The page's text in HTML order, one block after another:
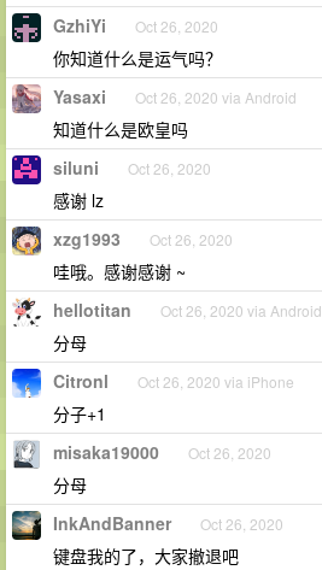
GzhiYi Oct 26, 2020
你知道什么是运气吗？
Yasaxi Oct 26, 2020 via Android
知道什么是欧皇吗
siluni Oct 26, 2020
感谢 lz
xzg1993 Oct 26, 2020
哇哦。感谢感谢 ~
hellotitan Oct 26, 2020 via Android
分母
Citronl Oct 26, 2020 via iPhone
分子+1
misaka19000 Oct 26, 2020
分母
InkAndBanner Oct 26, 2020
键盘我的了，大家撤退吧